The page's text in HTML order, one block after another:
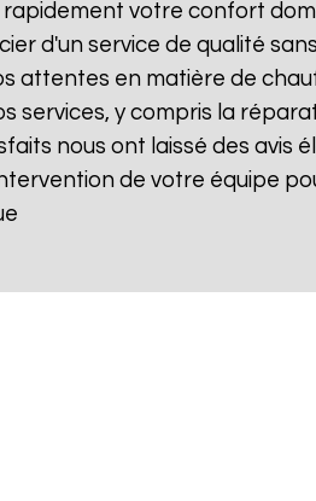
votre confort
d'un service de qualité
attentes en matière de
services, y compris la
nous ont laissé des avis
de votre équipe